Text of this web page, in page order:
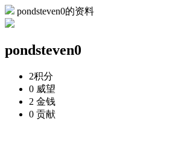
pondsteven0的资料
pondsteven0
2积分
0 威望
2 金钱
0 贡献